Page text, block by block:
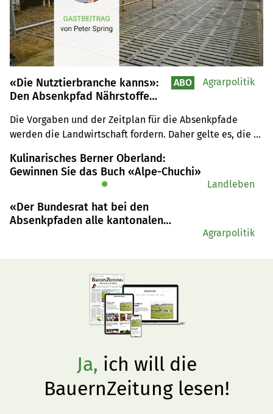
«Die Nutztierbranche kanns»:
Den Absenkpfad Nährstoffe
angehen
Die Vorgaben und der Zeitplan für die Absenkpfade
werden die Landwirtschaft fordern. Daher gelte es, die
unnötig Zeit zu verlieren, schreibt unser Gastautor.
ABO Agrarpolitik
Kulinarisches Berner Oberland:
Gewinnen Sie das Buch «Alpe-Chuchi»
✹ Landleben
«Der Bundesrat hat bei den
Absenkpfaden alle kantonalen
Agrarpolitik
Ja, ich will die
BauernZeitung lesen!